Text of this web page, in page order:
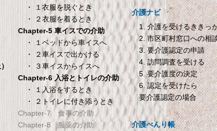
用防水シーツ】シングル
100×200×30cm クリーム
【乗った人をピ
と当てる「乗るピタ
」搭載】 体組成計
ワイト BC-754-WH
【乗った人をピタリと当
「乗るピタ機能」搭載】 体
計 ホワイト BC-754-WH
オムロン HEM-7200
動血圧計
オムロン HEM-7200 自動血
・ １衣服を脱ぐとき
・ ２衣服を着るとき
Chapter-5 車イスでの介助
・ １ベッドから車イスへ
・ ２車イスで出かける
・ ３車イスからイスへ
Chapter-6 入浴とトイレの介助
・ １入浴をするとき
・ ２トイレに付き添うとき
Chapter-7 食事の介助
Chapter-8 服薬の介助
介護ナビ
1. 介護を受けるききっ
2. 市区町村窓口への相
3. 要介護認定の申請
4. 訪問調査を受ける
5. 要介護度の決定
6. 認定を受けたら
要介護認定の場合
介護べんり帳